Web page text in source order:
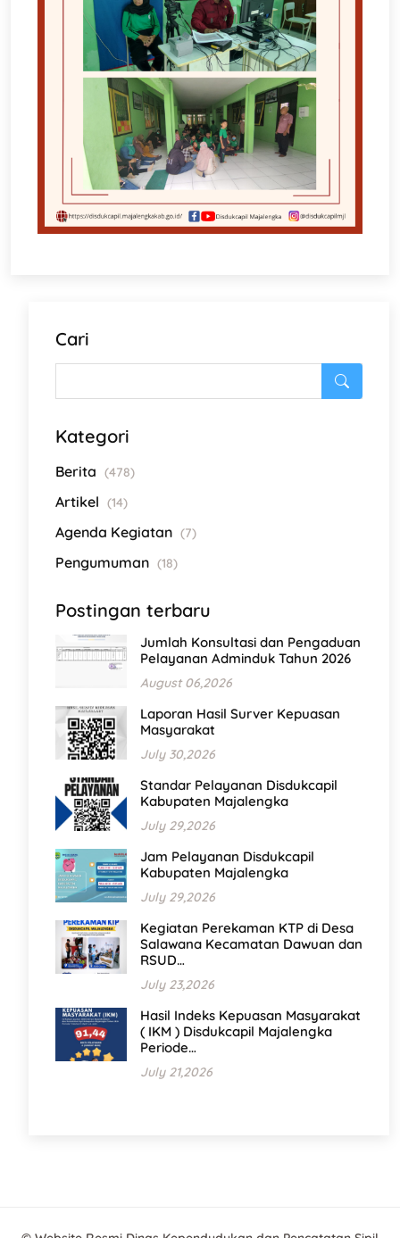
Cari
Kategori
Berita (478)
Artikel (14)
Agenda Kegiatan (7)
Pengumuman (18)
Postingan terbaru
Jumlah Konsultasi dan Pengaduan
Pelayanan Adminduk Tahun 2026
August 06,2026
Laporan Hasil Surver Kepuasan
Masyarakat
July 30,2026
Standar Pelayanan Disdukcapil
Kabupaten Majalengka
July 29,2026
Jam Pelayanan Disdukcapil
Kabupaten Majalengka
July 29,2026
Kegiatan Perekaman KTP di Desa
Salawana Kecamatan Dawuan dan
RSUD…
July 23,2026
Hasil Indeks Kepuasan Masyarakat
( IKM ) Disdukcapil Majalengka
Periode…
July 21,2026